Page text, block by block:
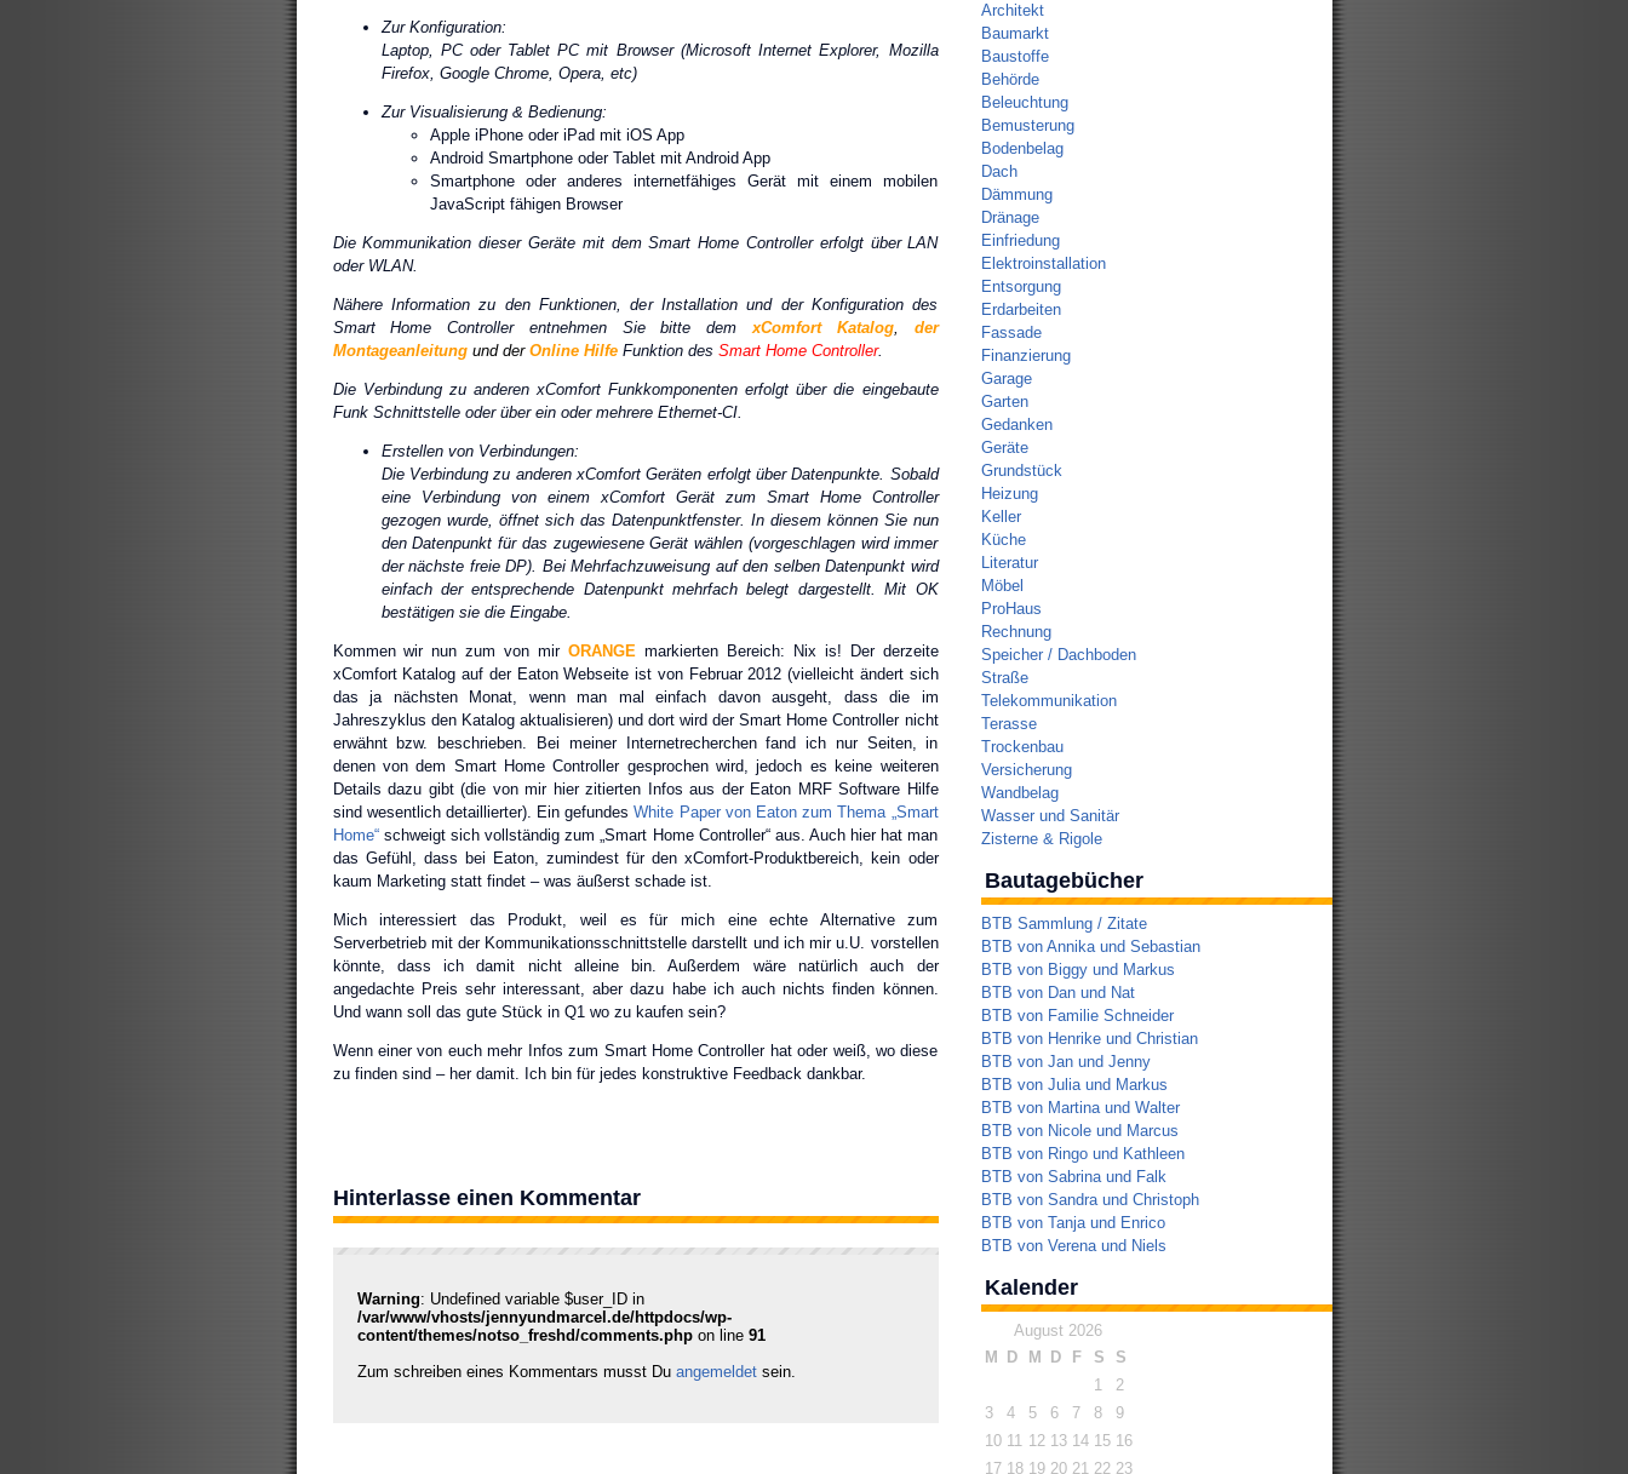
Zur Konfiguration:
Laptop, PC oder Tablet PC mit Browser (Microsoft Internet Explorer, Mozilla
Firefox, Google Chrome, Opera, etc)
Zur Visualisierung & Bedienung:
Apple iPhone oder iPad mit iOS App
Android Smartphone oder Tablet mit Android App
Smartphone oder anderes internetfähiges Gerät mit einem mobilen
JavaScript fähigen Browser
Die Kommunikation dieser Geräte mit dem Smart Home Controller erfolgt über LAN
oder WLAN.
Nähere Information zu den Funktionen, der Installation und der Konfiguration des
Smart Home Controller entnehmen Sie bitte dem xComfort Katalog,
der
Montageanleitung und derOnline Hilfe Funktion des Smart Home Controller.
Die Verbindung zu anderen xComfort Funkkomponenten erfolgt über die eingebaute
Funk Schnittstelle oder über ein oder mehrere Ethernet-CI.
Erstellen von Verbindungen:
Die Verbindung zu anderen xComfort Geräten erfolgt über Datenpunkte. Sobald
eine Verbindung von einem xComfort Gerät zum Smart Home Controller
gezogen wurde, öffnet sich das Datenpunktfenster. In diesem können Sie nun
den Datenpunkt für das zugewiesene Gerät wählen (vorgeschlagen wird immer
der nächste freie DP). Bei Mehrfachzuweisung auf den selben Datenpunkt wird
einfach der entsprechende Datenpunkt mehrfach belegt dargestellt. Mit OK
bestätigen sie die Eingabe.
Kommen wir nun zum von mir ORANGE markierten Bereich: Nix is! Der derzeite
xComfort Katalog auf der Eaton Webseite ist von Februar 2012 (vielleicht ändert sich
das ja nächsten Monat, wenn man mal einfach davon ausgeht, dass die im
Jahreszyklus den Katalog aktualisieren) und dort wird der Smart Home Controller nicht
erwähnt bzw. beschrieben. Bei meiner Internetrecherchen fand ich nur Seiten, in
denen von dem Smart Home Controller gesprochen wird, jedoch es keine weiteren
Details dazu gibt (die von mir hier zitierten Infos aus der Eaton MRF Software Hilfe
sind wesentlich detaillierter). Ein gefundesWhite Paper von Eaton zum Thema „Smart
Home“schweigt sich vollständig zum „Smart Home Controller“ aus. Auch hier hat man
das Gefühl, dass bei Eaton, zumindest für den xComfort-Produktbereich, kein oder
kaum Marketing statt findet – was äußerst schade ist.
Mich interessiert das Produkt, weil es für mich eine echte Alternative zum
Serverbetrieb mit der Kommunikationsschnittstelle darstellt und ich mir u.U. vorstellen
könnte, dass ich damit nicht alleine bin. Außerdem wäre natürlich auch der
angedachte Preis sehr interessant, aber dazu habe ich auch nichts finden können.
Und wann soll das gute Stück in Q1 wo zu kaufen sein?
Wenn einer von euch mehr Infos zum Smart Home Controller hat oder weiß, wo diese
zu finden sind – her damit. Ich bin für jedes konstruktive Feedback dankbar.
Hinterlasse einen Kommentar
Warning: Undefined variable $user_ID in
/var/www/vhosts/jennyundmarcel.de/httpdocs/wp-
content/themes/notso_freshd/comments.phpon line 91
Zum schreiben eines Kommentars musst Du angemeldet sein.
Architekt
Baumarkt
Baustoffe
Behörde
Beleuchtung
Bemusterung
Bodenbelag
Dach
Dämmung
Dränage
Einfriedung
Elektroinstallation
Entsorgung
Erdarbeiten
Fassade
Finanzierung
Garage
Garten
Gedanken
Geräte
Grundstück
Heizung
Keller
Küche
Literatur
Möbel
ProHaus
Rechnung
Speicher / Dachboden
Straße
Telekommunikation
Terasse
Trockenbau
Versicherung
Wandbelag
Wasser und Sanitär
Zisterne & Rigole
Bautagebücher
BTB Sammlung / Zitate
BTB von Annika und Sebastian
BTB von Biggy und Markus
BTB von Dan und Nat
BTB von Familie Schneider
BTB von Henrike und Christian
BTB von Jan und Jenny
BTB von Julia und Markus
BTB von Martina und Walter
BTB von Nicole und Marcus
BTB von Ringo und Kathleen
BTB von Sabrina und Falk
BTB von Sandra und Christoph
BTB von Tanja und Enrico
BTB von Verena und Niels
Kalender
August 2026
M
D M D F S
S
1
2
3
4 5 6 7 8
9
10 11 12 13 14 15 16
17 18 19 20 21 22 23